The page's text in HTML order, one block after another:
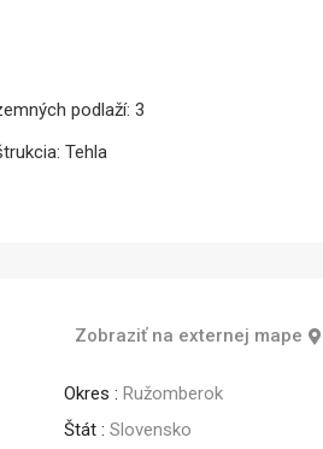
podlaží: 3
Tehla
Zobraziť na externej mape
Okres : Ružomberok
Štát : Slovensko